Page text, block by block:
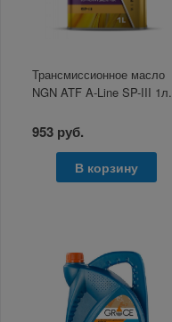
Трансмиссионное масло
NGN ATF A-Line SP-III 1л.
953 руб.
В корзину